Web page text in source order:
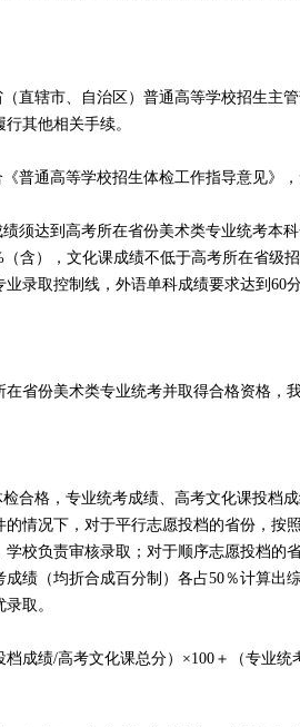
辖市、自治区）普通高等学校招生主管
其他相关手续。
通高等学校招生体检工作指导意见》，
达到高考所在省份美术类专业统考本科
（含），文化课成绩不低于高考所在省级
录取控制线，外语单科成绩要求达到60
份美术类专业统考并取得合格资格，
格，专业统考成绩、高考文化课投档成
的情况下，对于平行志愿投档的省份，按
学校负责审核录取；对于顺序志愿投档的
成绩（均折合成百分制）各占50％计算出
取。
绩/高考文化课总分）×100＋（专业统